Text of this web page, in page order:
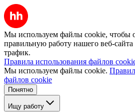
Мы используем файлы cookie, чтобы
правильную работу нашего веб-сайта
трафик.
Правила использования файлов
Мы используем файлы cookie.
файлов cookie
Понятно
Ищу работу